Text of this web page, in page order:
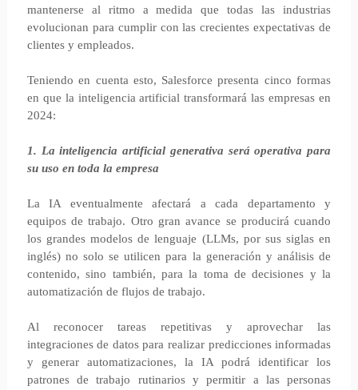
mantenerse al ritmo a medida que todas las industrias
evolucionan para cumplir con las crecientes expectativas de
clientes y empleados.
Teniendo en cuenta esto, Salesforce presenta cinco formas
en que la inteligencia artificial transformará las empresas en
2024:
1. La inteligencia artificial generativa será operativa para
su uso en toda la empresa
La IA eventualmente afectará a cada departamento y
equipos de trabajo. Otro gran avance se producirá cuando
los grandes modelos de lenguaje (LLMs, por sus siglas en
inglés) no solo se utilicen para la generación y análisis de
contenido, sino también, para la toma de decisiones y la
automatización de flujos de trabajo.
Al reconocer tareas repetitivas y aprovechar las
integraciones de datos para realizar predicciones informadas
y generar automatizaciones, la IA podrá identificar los
patrones de trabajo rutinarios y permitir a las personas